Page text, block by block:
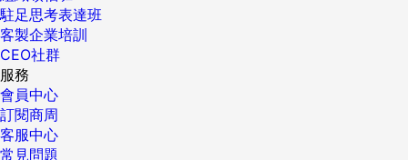
駐足思考表達班
客製企業培訓
CEO社群
服務
會員中心
訂閱商周
客服中心
常見問題